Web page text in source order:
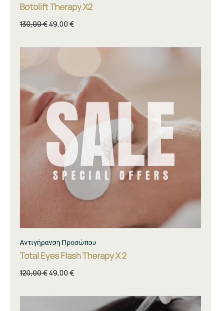
Botolift Therapy Χ2
130,00€49,00 €
Αντιγήρανση Προσώπου
Total Eyes Flash Therapy Χ 2
120,00€49,00 €
τιμή
είναι:
49,00 €.